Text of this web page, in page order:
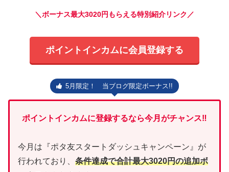
＼ボーナス最大3020円もらえる特別紹介リンク／
ポイントインカムに会員登録する
5月限定！ 当ブログ限定ボーナス!!
ポイントインカムに登録するなら今月がチャンス‼
今月は『ポタ友スタートダッシュキャンペーン』が
行われており、 条件達成で合計最大3020円の追加ボ